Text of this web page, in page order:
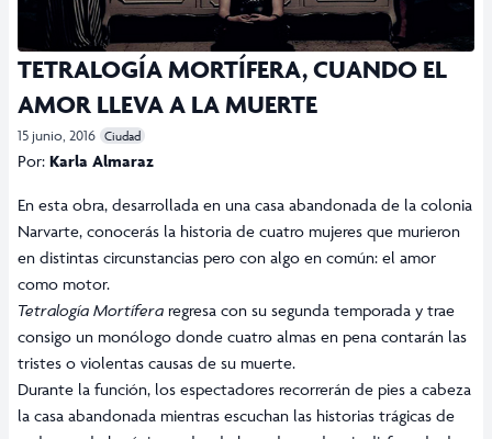
TETRALOGÍA MORTÍFERA, CUANDO EL
AMOR LLEVA A LA MUERTE
15 junio, 2016 Ciudad
Por: Karla Almaraz
En esta obra, desarrollada en una casa abandonada de la colonia
Narvarte, conocerás la historia de cuatro mujeres que murieron
en distintas circunstancias pero con algo en común: el amor
como motor.
Tetralogía Mortífera regresa con su segunda temporada y trae
consigo un monólogo donde cuatro almas en pena contarán las
tristes o violentas causas de su muerte.
Durante la función, los espectadores recorrerán de pies a cabeza
la casa abandonada mientras escuchan las historias trágicas de